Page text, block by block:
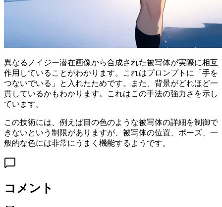
異なるノイジー潜在画像から合成された被写体が実際に相互
作用していることがわかります。これはプロンプトに「手を
つないでいる」と入れたためです。また、背景がどれほど一
貫しているかもわかります。これはこの手法の強力さを示し
ています。
この技術には、例えば目の色のような被写体の詳細を制御で
きないという制限がありますが、被写体の位置、ポーズ、一
般的な色には非常にうまく機能するようです。
コメント